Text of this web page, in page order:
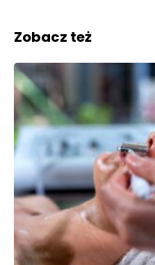
Zobacz też